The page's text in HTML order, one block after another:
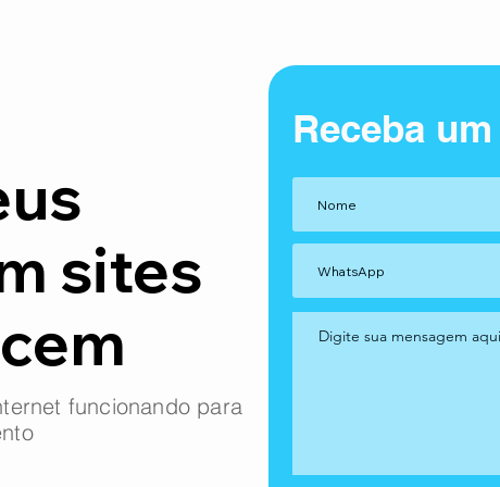
sites
funcionando para
Receba